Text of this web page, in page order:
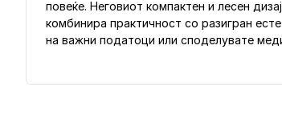
повеќе. Неговиот компактен и лесен
комбинира практичност со разигран
на важни податоци или споделувате